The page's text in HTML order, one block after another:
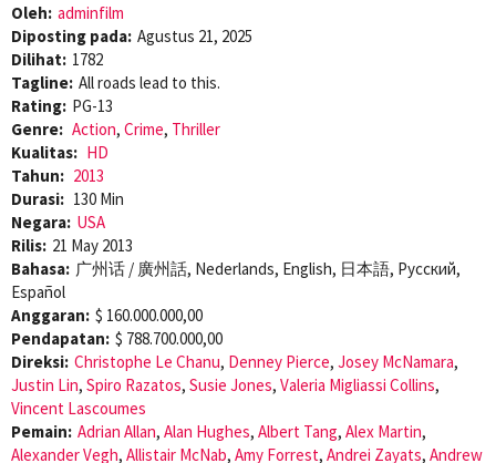
Oleh: adminfilm
Diposting pada: Agustus 21, 2025
Dilihat: 1782
Tagline: All roads lead to this.
Rating: PG-13
Genre: Action, Crime, Thriller
Kualitas: HD
Tahun: 2013
Durasi: 130 Min
Negara: USA
Rilis: 21 May 2013
Bahasa: 广州话 / 廣州話, Nederlands, English, 日本語, Pусский,
Español
Anggaran: $ 160.000.000,00
Pendapatan: $ 788.700.000,00
Direksi: Christophe Le Chanu, Denney Pierce, Josey McNamara,
Justin Lin, Spiro Razatos, Susie Jones, Valeria Migliassi Collins,
Vincent Lascoumes
Pemain: Adrian Allan, Alan Hughes, Albert Tang, Alex Martin,
Alexander Vegh, Allistair McNab, Amy Forrest, Andrei Zayats, Andrew